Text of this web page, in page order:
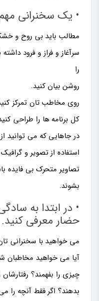
• یک سخنرانی
مطالب باید بی روح و
سرآغاز و فراز و فرود
را
روشن بیان کنید.
روی مخاطب تان تمرکز
کل برنامه ها را طراحی
در جاهایی که می توانید
استفاده از تصویر و
تصاویر متحرک بی فایده
بشوند.
• در ابتدا به
حضار معرفی کنید.
می خواهید با سخنرانی
آیا می خواهید مخاطبان
چیزی را بفهمند؟
بدهند؟ اگر فقط آنچه را